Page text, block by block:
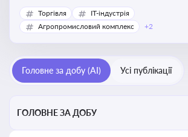
сфері, включаючи експорт та імпорт
міжнародні фінансові операції, інвестиції,
Торгівля
IT-індустрія
Агропромисловий комплекс
+2
Головне за добу (AI) Усі публікації
ГОЛОВНЕ ЗА ДОБУ